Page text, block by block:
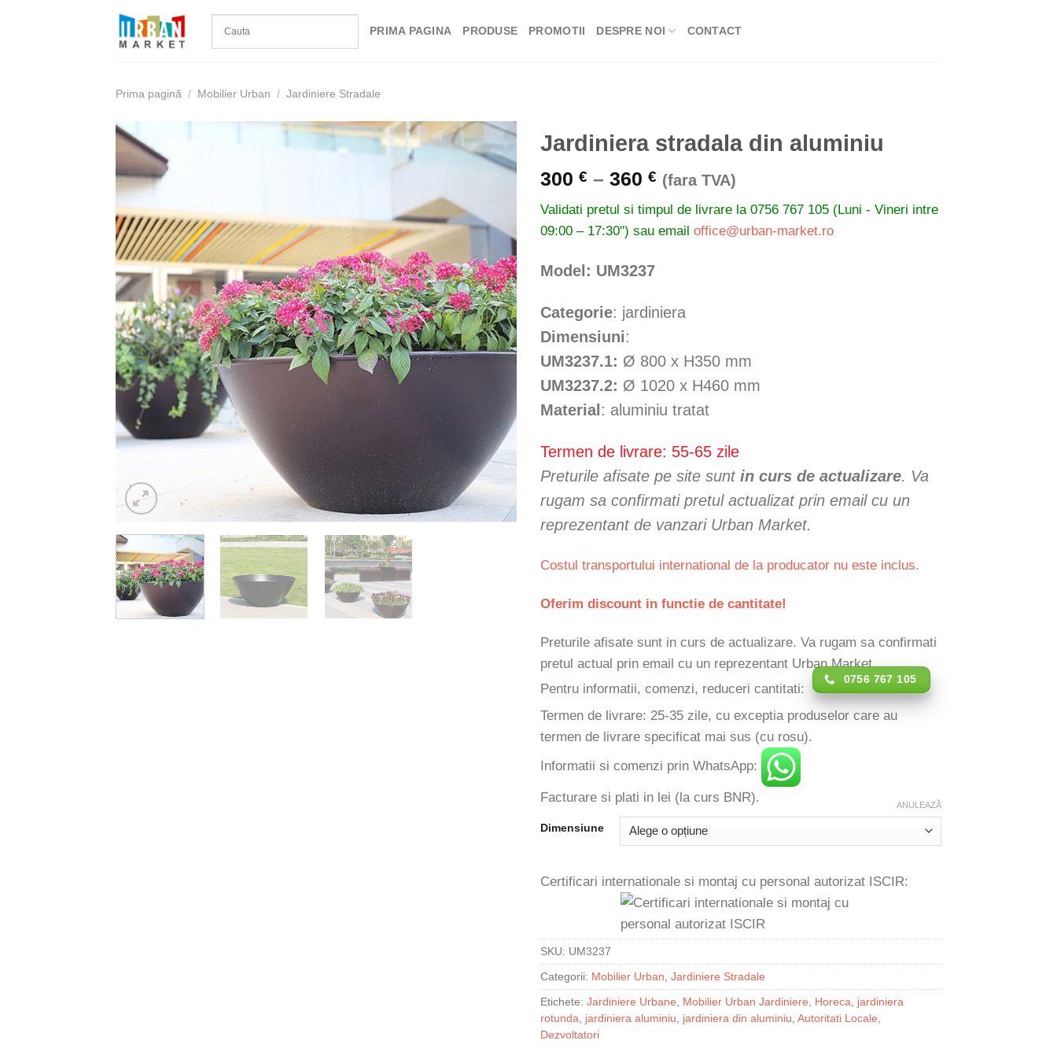
PRIMA PAGINA PRODUSE PROMOTII DESPRE NOI CONTACT
Prima pagină / Mobilier Urban / Jardiniere Stradale
Jardiniera stradala din aluminiu
300 € – 360 € Interval
prețuri:
300 €
(fara TVA)
Validati pretul si timpul de livrare la 0756 767 105 (Luni - Vineri intre
09:00 – 17:30") sau email office@urban-market.ro
Model: UM3237
Categorie: jardiniera
Dimensiuni:
UM3237.1: Ø 800 x H350 mm
UM3237.2: Ø 1020 x H460 mm
Material : aluminiu tratat
Termen de livrare: 55-65 zile
Preturile afisate pe site sunt in curs de actualizare. Va
rugam sa confirmati pretul actualizat prin email cu un
reprezentant de vanzari Urban Market.
Costul transportului international de la producator nu este inclus.
Oferim discount in functie de cantitate!
Preturile afisate sunt in curs de actualizare. Va rugam sa confirmati
pretul actual prin email cu un reprezentant Urban Market.
Pentru informatii, comenzi, reduceri cantitati:
0756 767 105
Termen de livrare: 25-35 zile, cu exceptia produselor care au
termen de livrare specificat mai sus (cu rosu).
Informatii si comenzi prin WhatsApp:
Facturare si plati in lei (la curs BNR).
Dimensiune
ANULEAZĂ
Certificari internationale si montaj cu personal autorizat ISCIR:
SKU: UM3237
Categorii: Mobilier Urban, Jardiniere Stradale
Etichete: Jardiniere Urbane, Mobilier Urban Jardiniere, Horeca, jardiniera
rotunda, jardiniera aluminiu, jardiniera din aluminiu, Autoritati Locale,
Dezvoltatori